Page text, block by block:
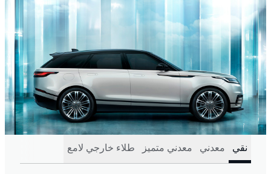
نقي معدني معدني متميز طلاء خارجي لامع